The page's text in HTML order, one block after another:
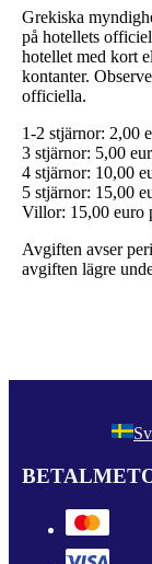
Grekiska
på hotellets
hotellet med kort
kontanter.
officiella.
1-2 stjärnor: 2,00
3 stjärnor: 5,00
4 stjärnor: 10,00
5 stjärnor: 15,00
Villor: 15,00 euro
Avgiften avser
avgiften lägre